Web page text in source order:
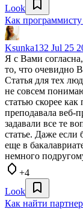
Look
Как
Ksunka132 Jul 25
Я с Вами
то, что очевидно
Статья для тех
не совсем
статью скорее
преподавала веб-
задавали все те
статье. Даже если
еще в
немного
+4
Look
Как найти